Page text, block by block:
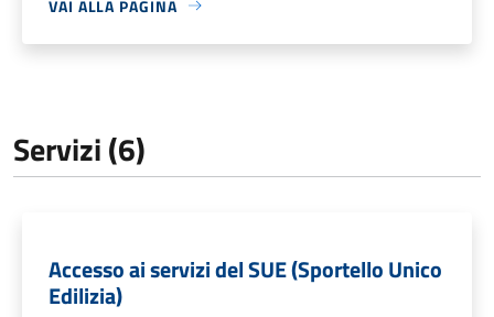
VAI ALLA PAGINA
Servizi (6)
Accesso ai servizi del SUE (Sportello Unico
Edilizia)